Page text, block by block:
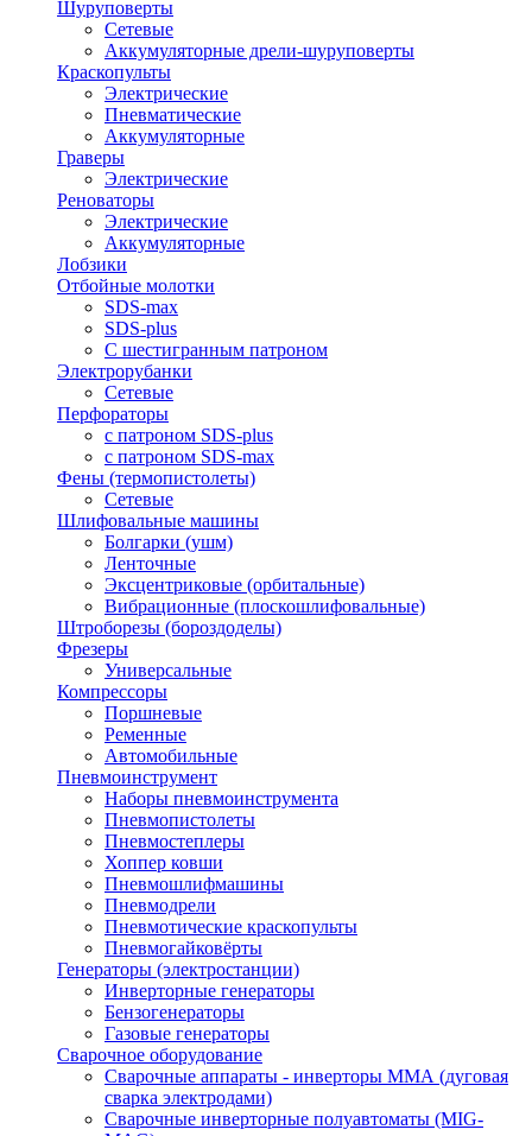
Шуруповерты
Сетевые
Аккумуляторные дрели-шуруповерты
Краскопульты
Электрические
Пневматические
Аккумуляторные
Граверы
Электрические
Реноваторы
Электрические
Аккумуляторные
Лобзики
Отбойные молотки
SDS-max
SDS-plus
С шестигранным патроном
Электрорубанки
Сетевые
Перфораторы
с патроном SDS-plus
с патроном SDS-max
Фены (термопистолеты)
Сетевые
Шлифовальные машины
Болгарки (ушм)
Ленточные
Эксцентриковые (орбитальные)
Вибрационные (плоскошлифовальные)
Штроборезы (бороздоделы)
Фрезеры
Универсальные
Компрессоры
Поршневые
Ременные
Автомобильные
Пневмоинструмент
Наборы пневмоинструмента
Пневмопистолеты
Пневмостеплеры
Хоппер ковши
Пневмошлифмашины
Пневмодрели
Пневмотические краскопульты
Пневмогайковёрты
Генераторы (электростанции)
Инверторные генераторы
Бензогенераторы
Газовые генераторы
Сварочное оборудование
Сварочные аппараты - инверторы ММА (дуговая
сварка электродами)
Сварочные инверторные полуавтоматы (MIG-